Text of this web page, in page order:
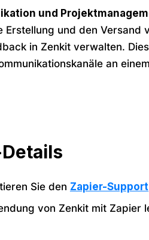
und
und den
in Zenkit verwalten.
an
Sie den Zapier-Support
von Zenkit mit Zapier